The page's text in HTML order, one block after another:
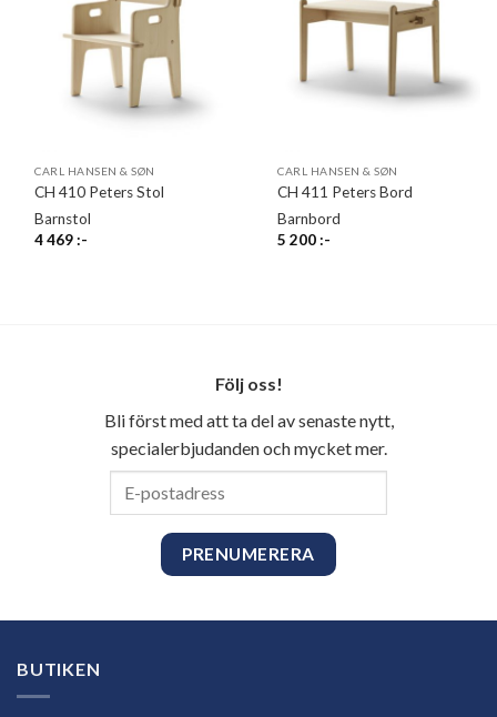
CARL HANSEN & SØN
CH 410 Peters Stol
Barnstol
4 469:-
CARL HANSEN & SØN
CH 411 Peters Bord
Barnbord
5 200:-
Följ oss!
Bli först med att ta del av senaste nytt,
specialerbjudanden och mycket mer.
BUTIKEN